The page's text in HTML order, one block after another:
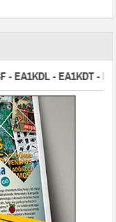
- EA1KDL - EA1KDT -